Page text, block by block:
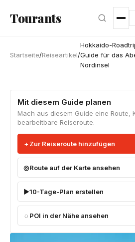
Tourants
Startseite/Reiseartikel/
Hokkaido-
Guide für das
Nordinsel
Mit diesem Guide planen
Mach aus diesem Guide eine Route,
bearbeitbare Reiseroute.
Zur Reiseroute hinzufügen
Route auf der Karte ansehen
10-Tage-Plan erstellen
POI in der Nähe ansehen